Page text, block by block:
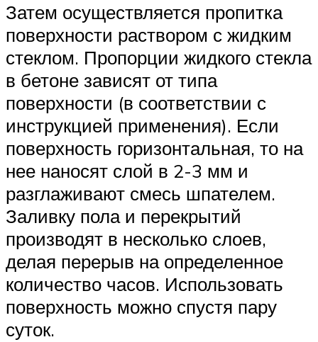
Затем осуществляется пропитка
поверхности раствором с жидким
стеклом. Пропорции жидкого стекла
в бетоне зависят от типа
поверхности (в соответствии с
инструкцией применения). Если
поверхность горизонтальная, то на
нее наносят слой в 2-3 мм и
разглаживают смесь шпателем.
Заливку пола и перекрытий
производят в несколько слоев,
делая перерыв на определенное
количество часов. Использовать
поверхность можно спустя пару
суток.